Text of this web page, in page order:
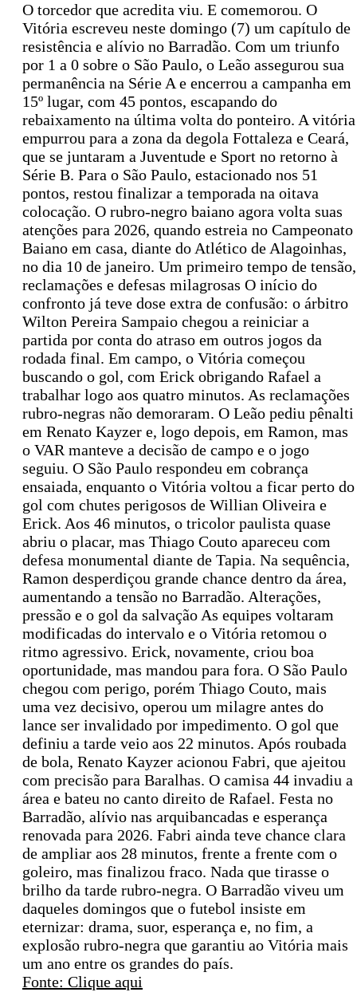
O torcedor que acredita viu. E comemorou. O
Vitória escreveu neste domingo (7) um capítulo de
resistência e alívio no Barradão. Com um triunfo
por 1 a 0 sobre o São Paulo, o Leão assegurou sua
permanência na Série A e encerrou a campanha em
15º lugar, com 45 pontos, escapando do
rebaixamento na última volta do ponteiro. A vitória
empurrou para a zona da degola Fottaleza e Ceará,
que se juntaram a Juventude e Sport no retorno à
Série B. Para o São Paulo, estacionado nos 51
pontos, restou finalizar a temporada na oitava
colocação. O rubro-negro baiano agora volta suas
atenções para 2026, quando estreia no Campeonato
Baiano em casa, diante do Atlético de Alagoinhas,
no dia 10 de janeiro. Um primeiro tempo de tensão,
reclamações e defesas milagrosas O início do
confronto já teve dose extra de confusão: o árbitro
Wilton Pereira Sampaio chegou a reiniciar a
partida por conta do atraso em outros jogos da
rodada final. Em campo, o Vitória começou
buscando o gol, com Erick obrigando Rafael a
trabalhar logo aos quatro minutos. As reclamações
rubro-negras não demoraram. O Leão pediu pênalti
em Renato Kayzer e, logo depois, em Ramon, mas
o VAR manteve a decisão de campo e o jogo
seguiu. O São Paulo respondeu em cobrança
ensaiada, enquanto o Vitória voltou a ficar perto do
gol com chutes perigosos de Willian Oliveira e
Erick. Aos 46 minutos, o tricolor paulista quase
abriu o placar, mas Thiago Couto apareceu com
defesa monumental diante de Tapia. Na sequência,
Ramon desperdiçou grande chance dentro da área,
aumentando a tensão no Barradão. Alterações,
pressão e o gol da salvação As equipes voltaram
modificadas do intervalo e o Vitória retomou o
ritmo agressivo. Erick, novamente, criou boa
oportunidade, mas mandou para fora. O São Paulo
chegou com perigo, porém Thiago Couto, mais
uma vez decisivo, operou um milagre antes do
lance ser invalidado por impedimento. O gol que
definiu a tarde veio aos 22 minutos. Após roubada
de bola, Renato Kayzer acionou Fabri, que ajeitou
com precisão para Baralhas. O camisa 44 invadiu a
área e bateu no canto direito de Rafael. Festa no
Barradão, alívio nas arquibancadas e esperança
renovada para 2026. Fabri ainda teve chance clara
de ampliar aos 28 minutos, frente a frente com o
goleiro, mas finalizou fraco. Nada que tirasse o
brilho da tarde rubro-negra. O Barradão viveu um
daqueles domingos que o futebol insiste em
eternizar: drama, suor, esperança e, no fim, a
explosão rubro-negra que garantiu ao Vitória mais
um ano entre os grandes do país.
Fonte: Clique aqui